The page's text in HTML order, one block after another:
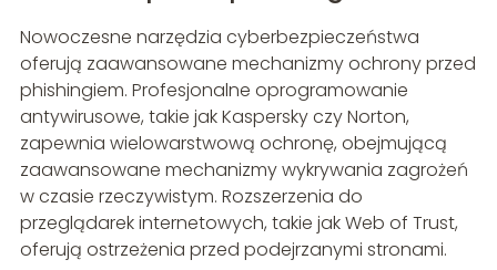
Nowoczesne narzędzia cyberbezpieczeństwa
oferują zaawansowane mechanizmy ochrony przed
phishingiem. Profesjonalne oprogramowanie
antywirusowe, takie jak Kaspersky czy Norton,
zapewnia wielowarstwową ochronę, obejmującą
zaawansowane mechanizmy wykrywania zagrożeń
w czasie rzeczywistym. Rozszerzenia do
przeglądarek internetowych, takie jak Web of Trust,
oferują ostrzeżenia przed podejrzanymi stronami.